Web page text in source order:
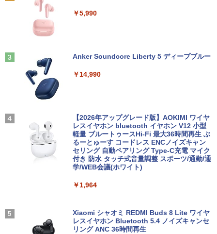
￥5,990
Anker Soundcore Liberty 5 ディープブルー
￥14,990
【2026年アップグレード版】AOKIMI ワイヤ
レスイヤホン bluetooth イヤホン V12 小型
軽量 ブルートゥースHi-Fi 最大36時間再生 ぶ
るーとゅーす コードレス ENCノイズキャン
セリング 自動ペアリング Type-C充電 マイク
付き 防水 タッチ式音量調整 スポーツ/通勤/通
学/WEB会議(ホワイト)
￥1,964
Xiaomi シャオミ REDMI Buds 8 Lite ワイヤ
レスイヤホン Bluetooth 5.4 ノイズキャンセ
リング ANC 36時間再生